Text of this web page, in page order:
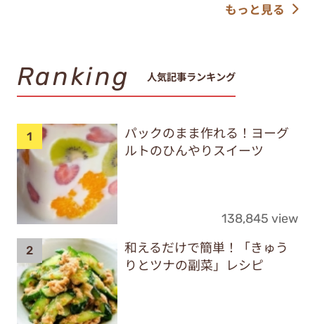
もっと見る
Ranking 人気記事ランキング
パックのまま作れる！ヨーグ
ルトのひんやりスイーツ
138,845 view
和えるだけで簡単！「きゅう
りとツナの副菜」レシピ